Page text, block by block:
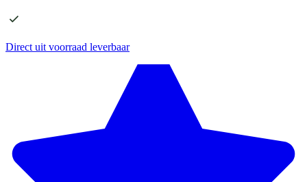
Direct uit voorraad leverbaar